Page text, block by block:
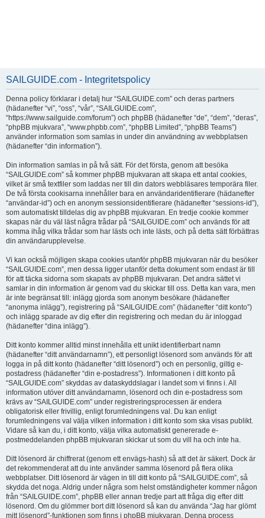
SAILGUIDE.com - Integritetspolicy
Denna policy förklarar i detalj hur “SAILGUIDE.com” och deras partners
(hädanefter “vi”, “oss”, “vår”, “SAILGUIDE.com”,
“https://www.sailguide.com/forum”) och phpBB (hädanefter “de”, “dem”, “deras”,
“phpBB mjukvara”, “www.phpbb.com”, “phpBB Limited”, “phpBB Teams”)
använder information som samlas in under din användning av webbplatsen
(hädanefter “din information”).
Din information samlas in på två sätt. För det första, genom att besöka
“SAILGUIDE.com” så kommer phpBB mjukvaran att skapa ett antal cookies,
vilket är små textfiler som laddas ner till din dators webbläsares temporära filer.
De två första cookisarna innehåller bara en användaridentifierare (hädanefter
“användar-id”) och en anonym sessionsidentifierare (hädanefter “sessions-id”),
som automatiskt tilldelas dig av phpBB mjukvaran. En tredje cookie kommer
skapas när du väl läst några trådar på “SAILGUIDE.com” och används för att
komma ihåg vilka trådar som har lästs och inte lästs, och på detta sätt förbättras
din användarupplevelse.
Vi kan också möjligen skapa cookies utanför phpBB mjukvaran när du besöker
“SAILGUIDE.com”, men dessa ligger utanför detta dokument som endast är till
för att täcka sidorna som skapats av phpBB mjukvaran. Det andra sättet vi
samlar in din information är genom vad du skickar till oss. Detta kan vara, men
är inte begränsat till: inlägg gjorda som anonym besökare (hädanefter
“anonyma inlägg”), registrering på “SAILGUIDE.com” (hädanefter “ditt konto”)
och inlägg sparade av dig efter din registrering och medan du är inloggad
(hädanefter “dina inlägg”).
Ditt konto kommer alltid minst innehålla ett unikt identifierbart namn
(hädanefter “ditt användarnamn”), ett personligt lösenord som används för att
logga in på ditt konto (hädanefter “ditt lösenord”) och en personlig, giltig e-
postadress (hädanefter “din e-postadress”). Informationen i ditt konto på
“SAILGUIDE.com” skyddas av dataskyddslagar i landet som vi finns i. All
information utöver ditt användarnamn, lösenord och din e-postadress som
krävs av “SAILGUIDE.com” under registreringsprocessen är endera
obligatorisk eller frivillig, enligt forumledningens val. Du kan enligt
forumledningens val välja vilken information i ditt konto som ska visas publikt.
Vidare så kan du, i ditt konto, välja vilka automatiskt genererade e-
postmeddelanden phpBB mjukvaran skickar ut som du vill ha och inte ha.
Ditt lösenord är chiffrerat (genom ett envägs-hash) så att det är säkert. Dock är
det rekommenderat att du inte använder samma lösenord på flera olika
webbplatser. Ditt lösenord är vägen in till ditt konto på “SAILGUIDE.com”, så
skydda det noga. Aldrig under några som helst omständigheter kommer någon
från “SAILGUIDE.com”, phpBB eller annan tredje part att fråga dig efter ditt
lösenord. Om du glömmer bort ditt lösenord så kan du använda “Jag har glömt
mitt lösenord”-funktionen som finns i phpBB mjukvaran. Denna process